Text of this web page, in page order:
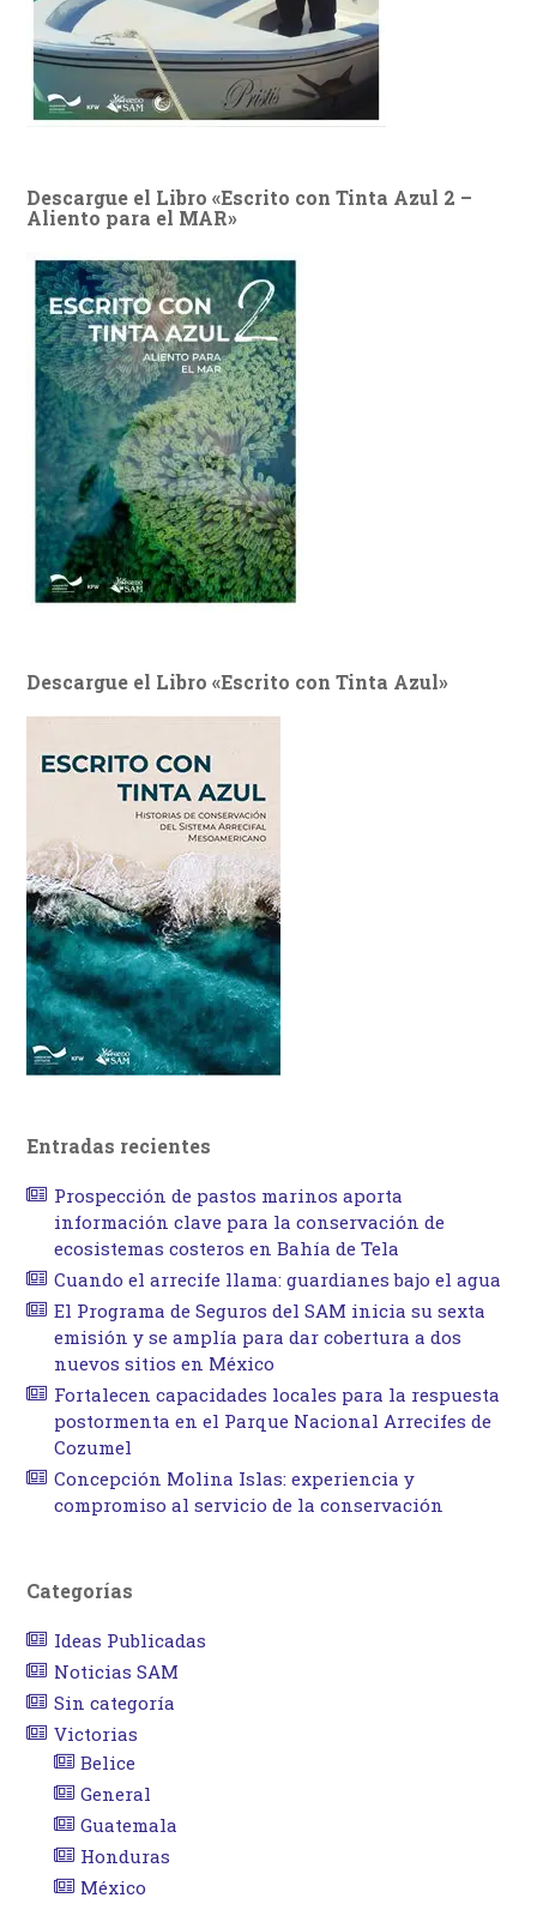
Descargue el Libro «Escrito con Tinta Azul 2 –
Aliento para el MAR»
Descargue el Libro «Escrito con Tinta Azul»
Entradas recientes
Prospección de pastos marinos aporta
información clave para la conservación de
ecosistemas costeros en Bahía de Tela
Cuando el arrecife llama: guardianes bajo el agua
El Programa de Seguros del SAM inicia su sexta
emisión y se amplía para dar cobertura a dos
nuevos sitios en México
Fortalecen capacidades locales para la respuesta
postormenta en el Parque Nacional Arrecifes de
Cozumel
Concepción Molina Islas: experiencia y
compromiso al servicio de la conservación
Categorías
Ideas Publicadas
Noticias SAM
Sin categoría
Victorias
Belice
General
Guatemala
Honduras
México